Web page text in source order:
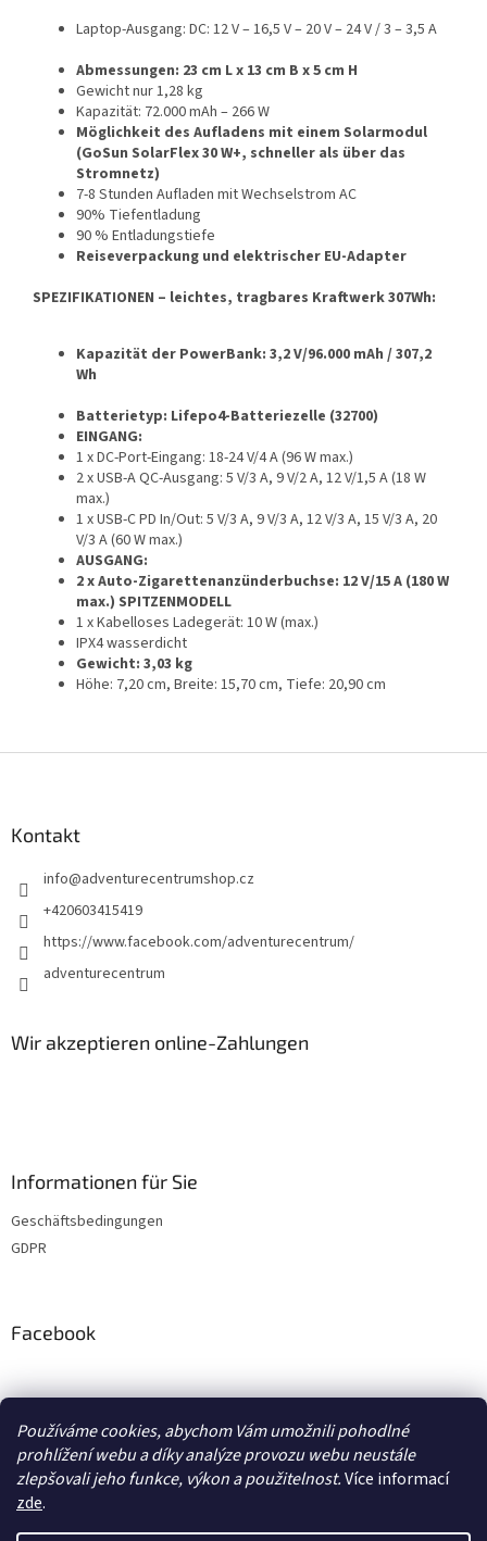
Používáme cookies, abychom Vám umožnili pohodlné
prohlížení webu a díky analýze provozu webu neustále
zlepšovali jeho funkce, výkon a použitelnost.Více informací
zde.
Laptop-Ausgang: DC: 12 V – 16,5 V – 20 V – 24 V / 3 – 3,5 A
Abmessungen: 23 cm L x 13 cm B x 5 cm H
Gewicht nur 1,28 kg
Kapazität: 72.000 mAh – 266 W
Möglichkeit des Aufladens mit einem Solarmodul
(GoSun SolarFlex 30 W+, schneller als über das
Stromnetz)
7-8 Stunden Aufladen mit Wechselstrom AC
90% Tiefentladung
90 % Entladungstiefe
Reiseverpackung und elektrischer EU-Adapter
SPEZIFIKATIONEN – leichtes, tragbares Kraftwerk 307Wh:
Kapazität der PowerBank: 3,2 V/96.000 mAh / 307,2
Wh
Batterietyp: Lifepo4-Batteriezelle (32700)
EINGANG:
1 x DC-Port-Eingang: 18-24 V/4 A (96 W max.)
2 x USB-A QC-Ausgang: 5 V/3 A, 9 V/2 A, 12 V/1,5 A (18 W
max.)
1 x USB-C PD In/Out: 5 V/3 A, 9 V/3 A, 12 V/3 A, 15 V/3 A, 20
V/3 A (60 W max.)
AUSGANG:
2 x Auto-Zigarettenanzünderbuchse: 12 V/15 A (180 W
max.) SPITZENMODELL
1 x Kabelloses Ladegerät: 10 W (max.)
IPX4 wasserdicht
Gewicht: 3,03 kg
Höhe: 7,20 cm, Breite: 15,70 cm, Tiefe: 20,90 cm
Kontakt
info@adventurecentrumshop.cz
+420603415419
https://www.facebook.com/adventurecentrum/
adventurecentrum
Wir akzeptieren online-Zahlungen
Informationen für Sie
Geschäftsbedingungen
GDPR
Facebook
transcool.cz